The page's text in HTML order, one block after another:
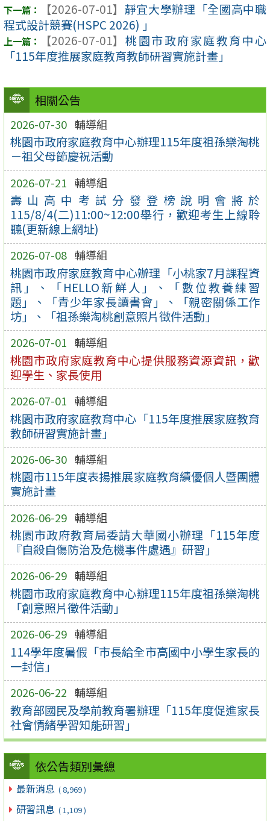
相關公告
2026-07-30 輔導組
桃園市政府家庭教育中心辦理115年度祖孫樂淘桃
－祖父母節慶祝活動
2026-07-21 輔導組
壽山高中考試分發登榜說明會將於
115/8/4(二)11:00~12:00舉行，歡迎考生上線聆
聽(更新線上網址)
2026-07-08 輔導組
桃園市政府家庭教育中心辦理「小桃家7月課程資
訊」、「HELLO新鮮人」、「數位教養練習
題」、「青少年家長讀書會」、「親密關係工作
坊」、「祖孫樂淘桃創意照片徵件活動」
2026-07-01 輔導組
桃園市政府家庭教育中心提供服務資源資訊，歡
迎學生、家長使用
2026-07-01 輔導組
桃園市政府家庭教育中心「115年度推展家庭教育
教師研習實施計畫」
2026-06-30 輔導組
桃園市115年度表揚推展家庭教育績優個人暨團體
實施計畫
2026-06-29 輔導組
桃園市政府教育局委請大華國小辦理「115年度
『自殺自傷防治及危機事件處遇』研習」
2026-06-29 輔導組
桃園市政府家庭教育中心辦理115年度祖孫樂淘桃
「創意照片徵件活動」
2026-06-29 輔導組
114學年度暑假「市長給全市高國中小學生家長的
一封信」
2026-06-22 輔導組
教育部國民及學前教育署辦理「115年度促進家長
社會情緒學習知能研習」
依公告類別彙總
最新消息 ( 8,969 )
研習訊息 ( 1,109 )
【2026-07-01】 靜宜大學辦理「全國高中職
程式設計競賽(HSPC 2026) 」
【2026-07-01】 桃園市政府家庭教育中心
「115年度推展家庭教育教師研習實施計畫」